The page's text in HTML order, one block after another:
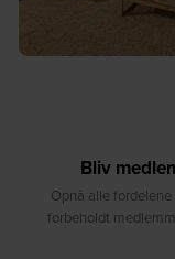
Bliv
Opnå alle
forbeholdt